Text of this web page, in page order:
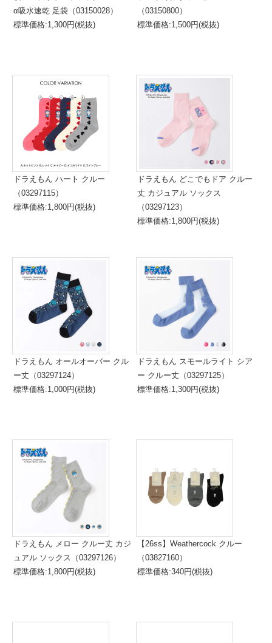
α吸水速乾 足袋（03150028）
標準価格:1,300円(税抜)
（03150800）
標準価格:1,500円(税抜)
ドラえもん ハート クルー
（03297115）
標準価格:1,800円(税抜)
ドラえもん どこでもドア クルー
丈 カジュアル ソックス
（03297123）
標準価格:1,800円(税抜)
ドラえもん オールオーバー クル
ー丈（03297124）
標準価格:1,000円(税抜)
ドラえもん スモールライト シア
ー クルー丈（03297125）
標準価格:1,300円(税抜)
ドラえもん メロー クルー丈 カジ
ュアル ソックス（03297126）
標準価格:1,800円(税抜)
【26ss】Weathercock クルー
（03827160）
標準価格:340円(税抜)